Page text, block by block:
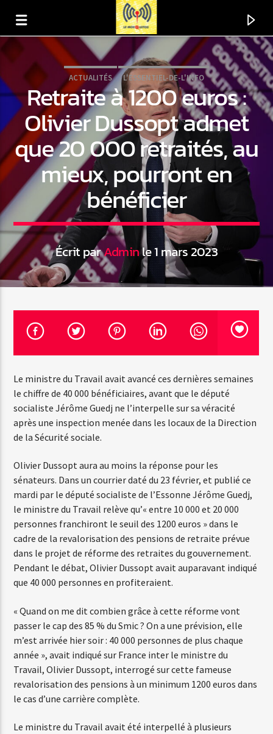
En ce moment
Titre
Artiste
Emission en cours
Web-Radio-Années 100% 80s
07:00 22:00
Web-Radio-Le-Mosquitos
Web-Radio-Sicily
Web-Radio-Années 70
Web-Radio-Années 80
Web-Radio-Latino
Web-Radio-Italia
ACTUALITÉS L'ESSENTIEL-DE-L'INFO
Retraite à 1200 euros :
Olivier Dussopt admet
que 20 000 retraités, au
mieux, pourront en
bénéficier
Écrit parAdminle 1 mars 2023
Le ministre du Travail avait avancé ces dernières semaines
le chiffre de 40 000 bénéficiaires, avant que le député
socialiste Jérôme Guedj ne l’interpelle sur sa véracité
après une inspection menée dans les locaux de la Direction
de la Sécurité sociale.
Olivier Dussopt aura au moins la réponse pour les
sénateurs. Dans un courrier daté du 23 février, et publié ce
mardi par le député socialiste de l’Essonne Jérôme Guedj,
le ministre du Travail relève qu’« entre 10 000 et 20 000
personnes franchiront le seuil des 1200 euros » dans le
cadre de la revalorisation des pensions de retraite prévue
dans le projet de réforme des retraites du gouvernement.
Pendant le débat, Olivier Dussopt avait auparavant indiqué
que 40 000 personnes en profiteraient.
« Quand on me dit combien grâce à cette réforme vont
passer le cap des 85 % du Smic ? On a une prévision, elle
m’est arrivée hier soir : 40 000 personnes de plus chaque
année », avait indiqué sur France inter le ministre du
Travail, Olivier Dussopt, interrogé sur cette fameuse
revalorisation des pensions à un minimum 1200 euros dans
le cas d’une carrière complète.
Le ministre du Travail avait été interpellé à plusieurs